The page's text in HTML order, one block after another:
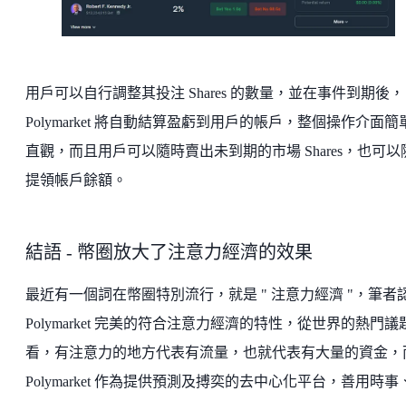
用戶可以自行調整其投注 Shares 的數量，並在事件到期後，
Polymarket 將自動結算盈虧到用戶的帳戶，整個操作介面簡
直觀，而且用戶可以隨時賣出未到期的市場 Shares，也可以
提領帳戶餘額。
結語 - 幣圈放大了注意力經濟的效果
最近有一個詞在幣圈特別流行，就是 " 注意力經濟 "，筆者
Polymarket 完美的符合注意力經濟的特性，從世界的熱門議
看，有注意力的地方代表有流量，也就代表有大量的資金，
Polymarket 作為提供預測及搏奕的去中心化平台，善用時事